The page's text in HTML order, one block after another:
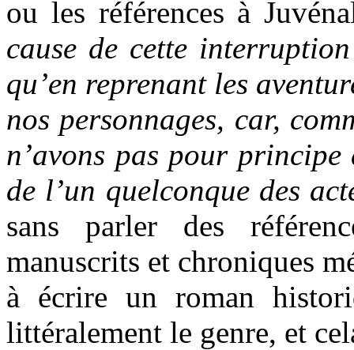
ou les références à
cause de cette
qu’en reprenant les
nos personnages, car,
n’avons pas pour principe
de l’un quelconque des
sans parler des
manuscrits et chroniques
à écrire un roman
littéralement le genre, et